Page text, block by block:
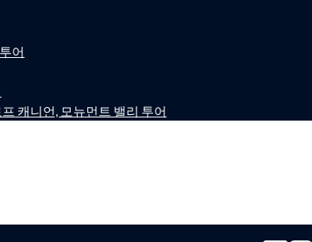
어
캐니언, 모뉴먼트 밸리 투어